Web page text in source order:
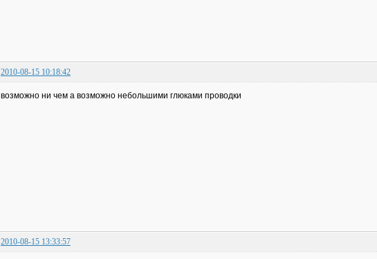
2010-08-15 10:18:42
возможно ни чем а возможно небольшими глюками проводки
2010-08-15 13:33:57